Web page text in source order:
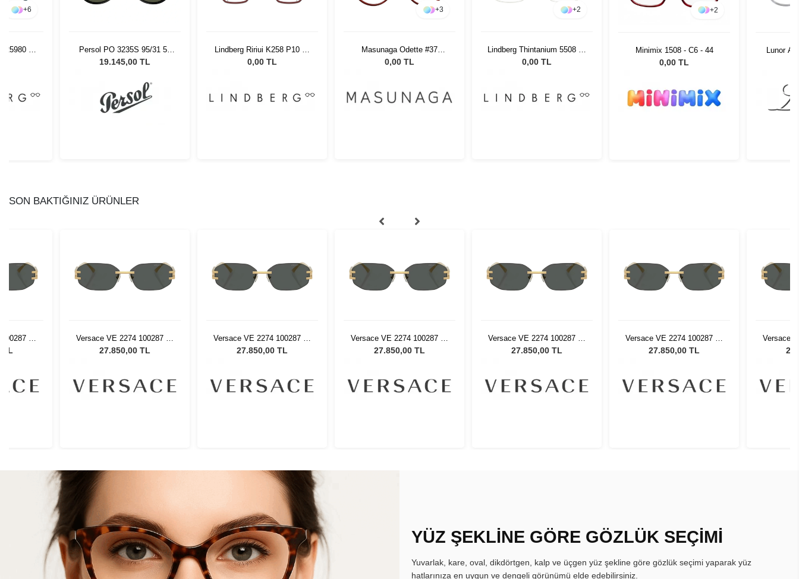
+6
43
Persol PO 3235S 95/31 55
Unisex Güneş Gözlüğü
19.145,00 TL
Lindberg Ririui K258 P10 45
145
0,00 TL
+3
Masunaga Odette #37
Red/DGRY 50
0,00 TL
+2
Lindberg Thintanium 5508 10
U16 56 140
0,00 TL
+2
Minimix 1508 - C6 - 44
0,00 TL
Lunor
SON BAKTIĞINIZ ÜRÜNLER
58
TL
Versace VE 2274 100287 58
Kadın Güneş Gözlüğü
27.850,00 TL
Versace VE 2274 100287 58
Kadın Güneş Gözlüğü
27.850,00 TL
Versace VE 2274 100287 58
Kadın Güneş Gözlüğü
27.850,00 TL
Versace VE 2274 100287 58
Kadın Güneş Gözlüğü
27.850,00 TL
Versace VE 2274 100287 58
Kadın Güneş Gözlüğü
27.850,00 TL
Versace
YÜZ ŞEKLİNE GÖRE GÖZLÜK SEÇİMİ
Yuvarlak, kare, oval, dikdörtgen, kalp ve üçgen yüz şekline göre gözlük seçimi yaparak yüz
hatlarınıza en uygun ve dengeli görünümü elde edebilirsiniz.